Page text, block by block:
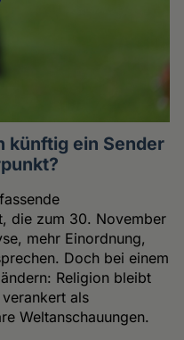
künftig ein Sender
die zum 30. November
mehr Einordnung,
Doch bei einem
Religion bleibt
als
Weltanschauungen.